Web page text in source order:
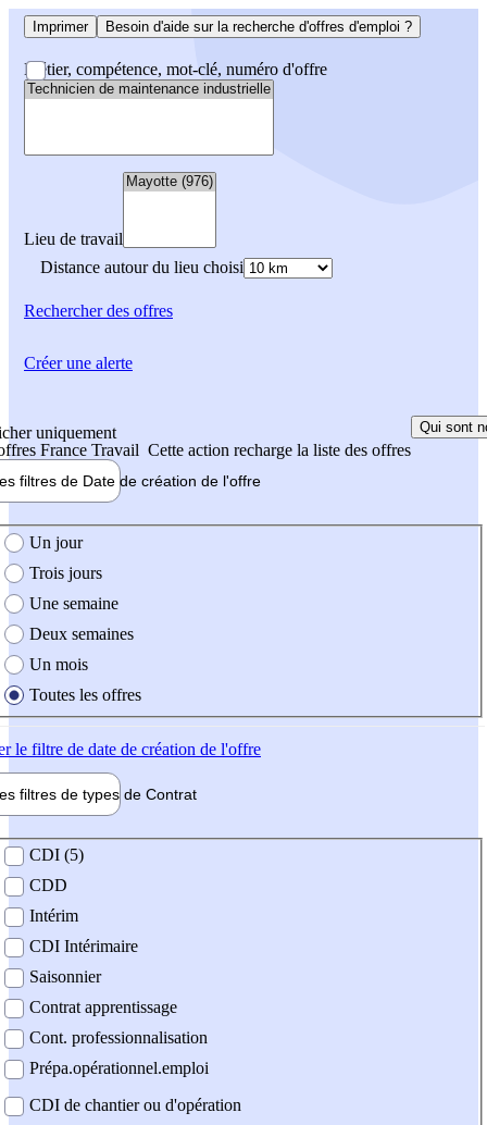
Imprimer Besoin d'aide sur la recherche d'offres d'emploi ?
Métier, compétence, mot-clé, numéro d'offre
Lieu de travail
Distance autour du lieu choisi
Rechercherdes offres
uniquement
France Travail Cette action recharge la liste des offres
Qui sont
filtres de Date de création de l'offre
création de l'offre
Un jour
Trois jours
Une semaine
Deux semaines
Un mois
Toutes les offres
le filtre de date de création de l'offre
filtres de types de Contrat
contrat
CDI (5)
CDD
Intérim
CDI Intérimaire
Saisonnier
Contrat apprentissage
Cont. professionnalisation
Prépa.opérationnel.emploi
CDI de chantier ou d'opération
Créer une alerte